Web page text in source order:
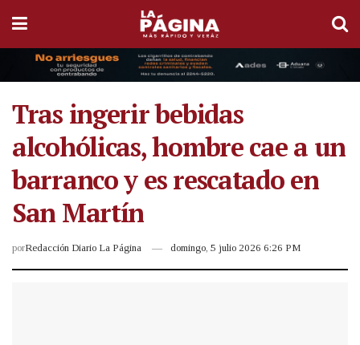
Tras ingerir bebidas
alcohólicas, hombre cae a un
barranco y es rescatado en
San Martín
porRedacción Diario La Página domingo, 5 julio 2026 6:26 PM